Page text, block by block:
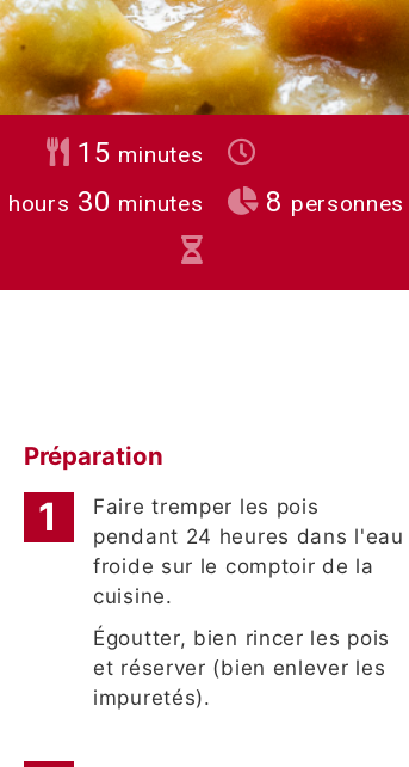
15minutes
minutes
hours
hours 30 minutes
minutes 8 personnes
Préparation
Faire tremper les pois
pendant 24 heures dans l'eau
froide sur le comptoir de la
cuisine.
Égoutter, bien rincer les pois
et réserver (bien enlever les
impuretés).